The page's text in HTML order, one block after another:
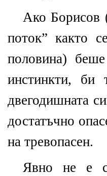
Ако Борисов
поток” както
половина)
инстинкти, би
двегодишната
достатъчно
на тревопасен.
Явно не е